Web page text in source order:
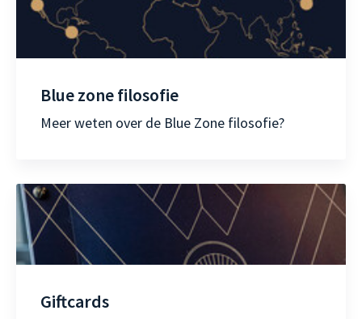
Blue zone filosofie
Meer weten over de Blue Zone filosofie?
Giftcards